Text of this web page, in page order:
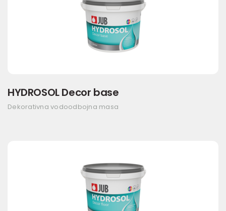
HYDROSOL Decor base
Dekorativna vodoodbojna masa